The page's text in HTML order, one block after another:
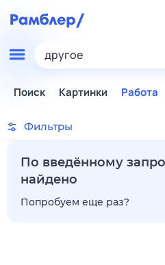
другое
Поиск Картинки Работа
Фильтры
По введённому
найдено
Попробуем еще раз?